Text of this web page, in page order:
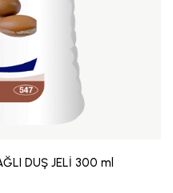
DUŞ JELİ 300 ml